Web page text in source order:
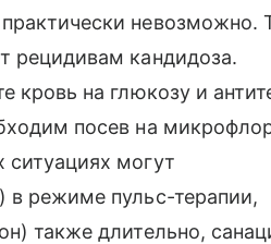
невозможно.
рецидивам кандидоза.
кровь на глюкозу и
посев на
ситуациях могут
в режиме пульс-терапии,
также длительно,